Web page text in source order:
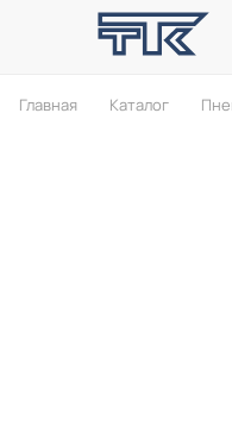
Главная Каталог